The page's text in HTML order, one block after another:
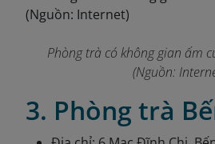
Phòng trà có không gian ấm
(Nguồn:
3. Phòng trà